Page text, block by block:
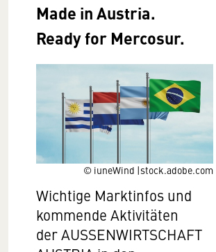
© iuneWind |stock.adobe.com
Made in Austria.
Ready for Mercosur.
Wichtige Marktinfos und
kommende Aktivitäten
der AUSSENWIRTSCHAFT